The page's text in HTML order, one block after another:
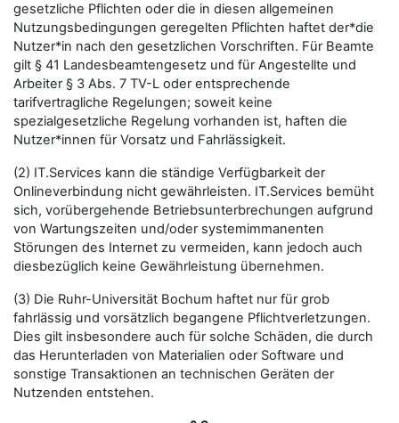
gesetzliche Pflichten oder die in diesen allgemeinen
Nutzungsbedingungen geregelten Pflichten haftet der*die
Nutzer*in nach den gesetzlichen Vorschriften. Für Beamte
gilt § 41 Landesbeamtengesetz und für Angestellte und
Arbeiter § 3 Abs. 7 TV-L oder entsprechende
tarifvertragliche Regelungen; soweit keine
spezialgesetzliche Regelung vorhanden ist, haften die
Nutzer*innen für Vorsatz und Fahrlässigkeit.
(2) IT.Services kann die ständige Verfügbarkeit der
Onlineverbindung nicht gewährleisten. IT.Services bemüht
sich, vorübergehende Betriebsunterbrechungen aufgrund
von Wartungszeiten und/oder systemimmanenten
Störungen des Internet zu vermeiden, kann jedoch auch
diesbezüglich keine Gewährleistung übernehmen.
(3) Die Ruhr-Universität Bochum haftet nur für grob
fahrlässig und vorsätzlich begangene Pflichtverletzungen.
Dies gilt insbesondere auch für solche Schäden, die durch
das Herunterladen von Materialien oder Software und
sonstige Transaktionen an technischen Geräten der
Nutzenden entstehen.